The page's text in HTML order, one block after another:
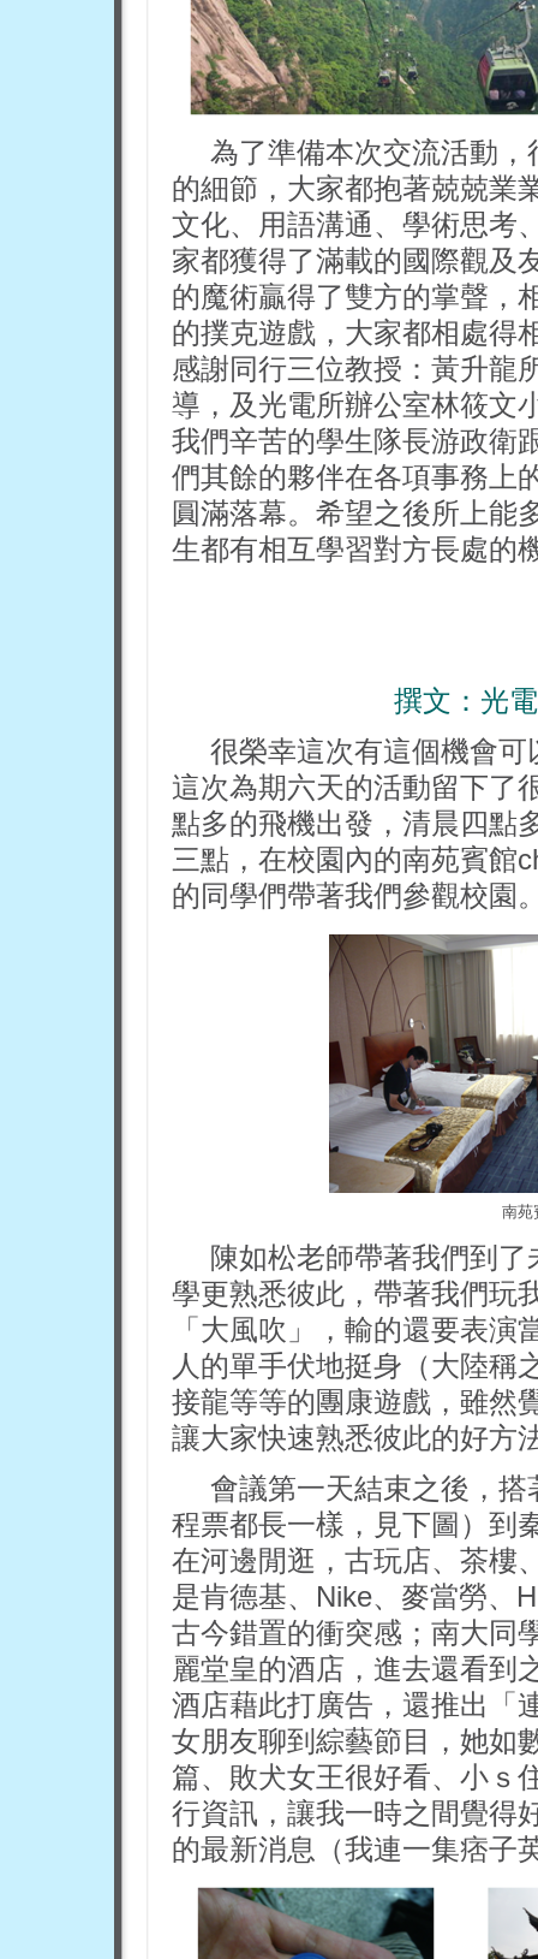
為了準備本次交流活動
的細節，大家都抱著兢兢業
文化、用語溝通、學術思考
家都獲得了滿載的國際觀及
的魔術贏得了雙方的掌聲，
的撲克遊戲，大家都相處得
感謝同行三位教授：黃升龍
導，及光電所辦公室林筱文
我們辛苦的學生隊長游政衛
們其餘的夥伴在各項事務上
圓滿落幕。希望之後所上能
生都有相互學習對方長處的
撰文：光
很榮幸這次有這個機會
這次為期六天的活動留下了
點多的飛機出發，清晨四點
三點，在校園內的南苑賓館
的同學們帶著我們參觀校園
南苑
陳如松老師帶著我們到
學更熟悉彼此，帶著我們玩
「大風吹」，輸的還要表
人的單手伏地挺身（大陸稱
接龍等等的團康遊戲，雖然
讓大家快速熟悉彼此的好方
會議第一天結束之後，
程票都長一樣，見下圖）到
在河邊閒逛，古玩店、茶樓
是肯德基、Nike、麥當勞、
古今錯置的衝突感；南大同
麗堂皇的酒店，進去還看到
酒店藉此打廣告，還推出「
女朋友聊到綜藝節目，她如
篇、敗犬女王很好看、小ｓ
行資訊，讓我一時之間覺得
的最新消息（我連一集痞子